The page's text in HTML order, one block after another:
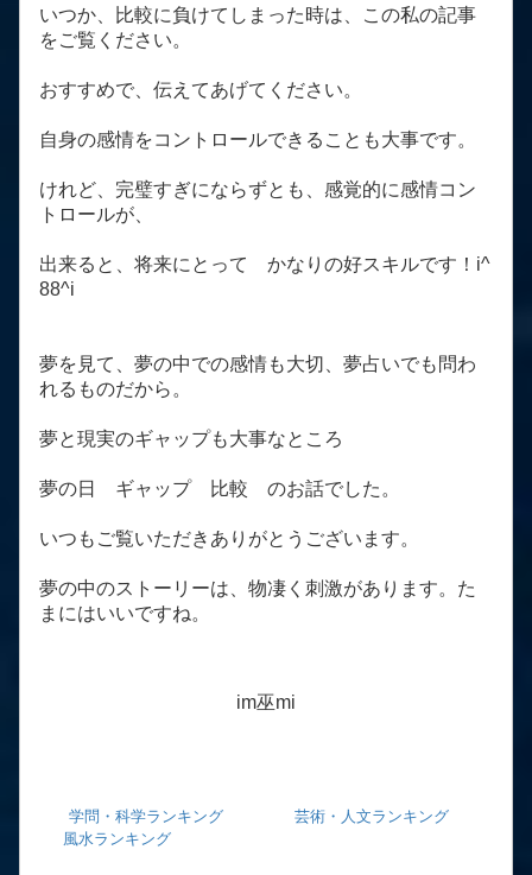
いつか、比較に負けてしまった時は、この私の記事
をご覧ください。
おすすめで、伝えてあげてください。
自身の感情をコントロールできることも大事です。
けれど、完璧すぎにならずとも、感覚的に感情コン
トロールが、
出来ると、将来にとって かなりの好スキルです！i^
88^i
夢を見て、夢の中での感情も大切、夢占いでも問わ
れるものだから。
夢と現実のギャップも大事なところ
夢の日 ギャップ 比較 のお話でした。
いつもご覧いただきありがとうございます。
夢の中のストーリーは、物凄く刺激があります。た
まにはいいですね。
im巫mi
学問・科学ランキング
芸術・人文ランキング
風水ランキング